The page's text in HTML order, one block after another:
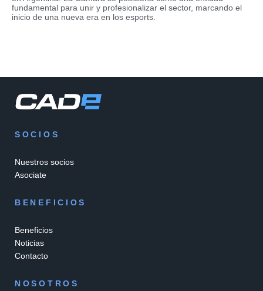
fundamental para unir y profesionalizar el sector, marcando el
inicio de una nueva era en los esports.
SOCIOS
Nuestros socios
Asociate
BENEFICIOS
Beneficios
Noticias
Contacto
NOSOTROS